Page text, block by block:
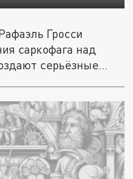
Гросси
саркофага над
серьёзные...